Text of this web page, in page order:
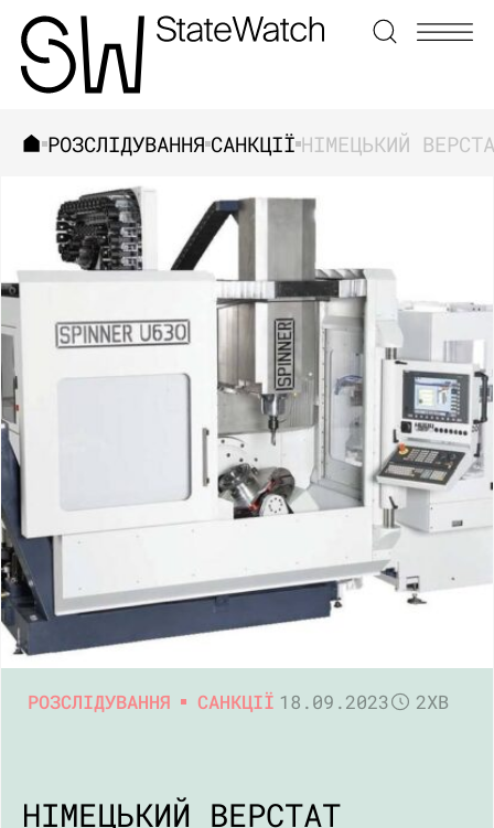
ЗНАЙТИ
РОЗСЛІДУВАННЯ САНКЦІЇ
РОЗСЛІДУВАННЯ САНКЦІЇ 18.09.2023 2ХВ
НІМЕЦЬКИЙ ВЕРСТАТ